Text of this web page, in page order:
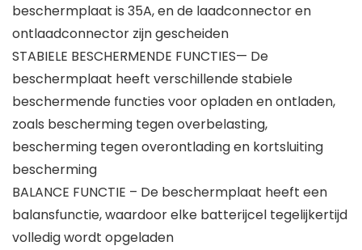
beschermplaat is 35A, en de laadconnector en
ontlaadconnector zijn gescheiden
STABIELE BESCHERMENDE FUNCTIES— De
beschermplaat heeft verschillende stabiele
beschermende functies voor opladen en ontladen,
zoals bescherming tegen overbelasting,
bescherming tegen overontlading en kortsluiting
bescherming
BALANCE FUNCTIE – De beschermplaat heeft een
balansfunctie, waardoor elke batterijcel tegelijkertijd
volledig wordt opgeladen